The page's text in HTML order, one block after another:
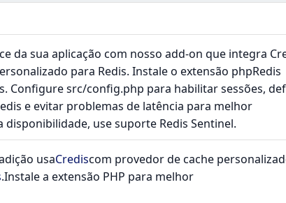
da sua aplicação com nosso add-on que integra
para Redis. Instale o extensão phpRedis
Configure src/config.php para habilitar sessões,
e evitar problemas de latência para melhor
disponibilidade, use suporte Redis Sentinel.
usaCrediscom provedor de cache
.Instale a extensão PHP para melhor